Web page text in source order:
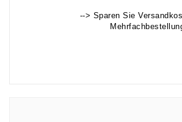
--> Sparen Sie